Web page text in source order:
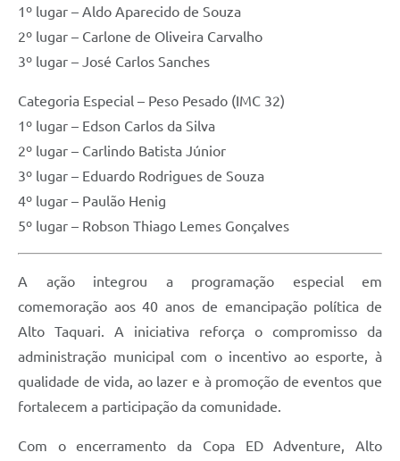
1º lugar – Aldo Aparecido de Souza
2º lugar – Carlone de Oliveira Carvalho
3º lugar – José Carlos Sanches
Categoria Especial – Peso Pesado (IMC 32)
1º lugar – Edson Carlos da Silva
2º lugar – Carlindo Batista Júnior
3º lugar – Eduardo Rodrigues de Souza
4º lugar – Paulão Henig
5º lugar – Robson Thiago Lemes Gonçalves
A ação integrou a programação especial em
comemoração aos 40 anos de emancipação política de
Alto Taquari. A iniciativa reforça o compromisso da
administração municipal com o incentivo ao esporte, à
qualidade de vida, ao lazer e à promoção de eventos que
fortalecem a participação da comunidade.
Com o encerramento da Copa ED Adventure, Alto